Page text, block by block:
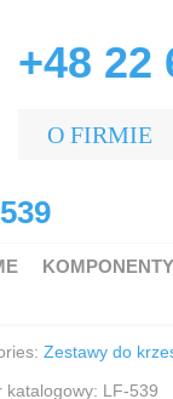
+48 22
O FIRMIE
Zestawy do
katalogowy: LF-539